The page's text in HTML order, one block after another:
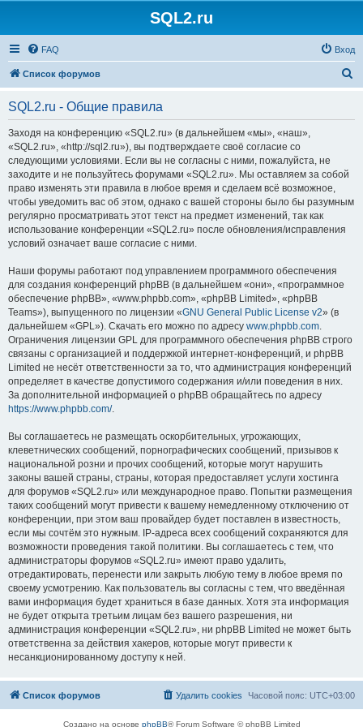
SQL2.ru
FAQ Вход
Список форумов
SQL2.ru - Общие правила
Заходя на конференцию «SQL2.ru» (в дальнейшем «мы», «наш»,
«SQL2.ru», «http://sql2.ru»), вы подтверждаете своё согласие со
следующими условиями. Если вы не согласны с ними, пожалуйста, не
заходите и не пользуйтесь форумами «SQL2.ru». Мы оставляем за собой
право изменять эти правила в любое время и сделаем всё возможное,
чтобы уведомить вас об этом, однако с вашей стороны было бы разумным
регулярно просматривать этот текст на предмет изменений, так как
использование конференции «SQL2.ru» после обновления/исправления
условий означает ваше согласие с ними.
Наши форумы работают под управлением программного обеспечения
для создания конференций phpBB (в дальнейшем «они», «программное
обеспечение phpBB», «www.phpbb.com», «phpBB Limited», «phpBB
Teams»), выпущенного по лицензии «GNU General Public License v2» (в
дальнейшем «GPL»). Скачать его можно по адресу www.phpbb.com.
Ограничения лицензии GPL для программного обеспечения phpBB строго
связаны с организацией и поддержкой интернет-конференций, и phpBB
Limited не несёт ответственности за то, что администрация конференций
определяет в качестве допустимого содержания и/или поведения в них.
За дополнительной информацией о phpBB обращайтесь по адресу
https://www.phpbb.com/.
Вы соглашаетесь не размещать оскорбительных, угрожающих,
клеветнических сообщений, порнографических сообщений, призывов к
национальной розни и прочих сообщений, которые могут нарушить
законы вашей страны, страны, которая предоставляет услуги хостинга
для форумов «SQL2.ru» или международное право. Попытки размещения
таких сообщений могут привести к вашему немедленному отключению от
конференции, при этом ваш провайдер будет поставлен в известность,
если мы сочтём это нужным. IP-адреса всех сообщений сохраняются для
возможности проведения такой политики. Вы соглашаетесь с тем, что
администраторы форумов «SQL2.ru» имеют право удалить,
отредактировать, перенести или закрыть любую тему в любое время по
своему усмотрению. Как пользователь вы согласны с тем, что введённая
вами информация будет храниться в базе данных. Хотя эта информация
не будет открыта третьим лицам без вашего разрешения, ни
администрация конференции «SQL2.ru», ни phpBB Limited не может быть
ответственна за действия хакеров, которые могут привести к
несанкционированному доступу к ней.
Список форумов Часовой пояс: UTC+03:00
Удалить cookies
Создано на основе phpBB® Forum Software © phpBB Limited